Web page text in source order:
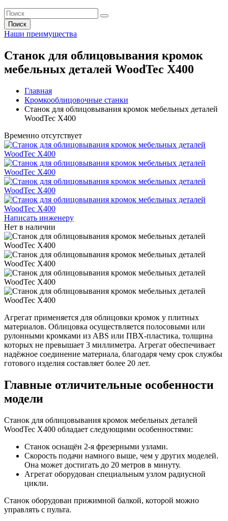
Поиск
Наши преимущества
Станок для облицовывания кромок
мебельных деталей WoodTec X400
Главная
Кромкооблицовочные станки
Станок для облицовывания кромок мебельных деталей
WoodTec X400
Временно отсутствует
Написать инженеру
Нет в наличии
Агрегат применяется для облицовки кромок у плитных
материалов. Облицовка осуществляется полосовыми или
рулонными кромками из ABS или ПВХ-пластика, толщина
которых не превышает 3 миллиметра. Агрегат обеспечивает
надёжное соединение материала, благодаря чему срок службы
готового изделия составляет более 20 лет.
Главные отличительные особенности
модели
Станок для облицовывания кромок мебельных деталей
WoodTec X400 обладает следующими особенностями:
Станок оснащён 2-я фрезерными узлами.
Скорость подачи намного выше, чем у других моделей.
Она может достигать до 20 метров в минуту.
Агрегат оборудован специальным узлом радиусной
цикли.
Станок оборудован прижимной балкой, которой можно
управлять с пульта.